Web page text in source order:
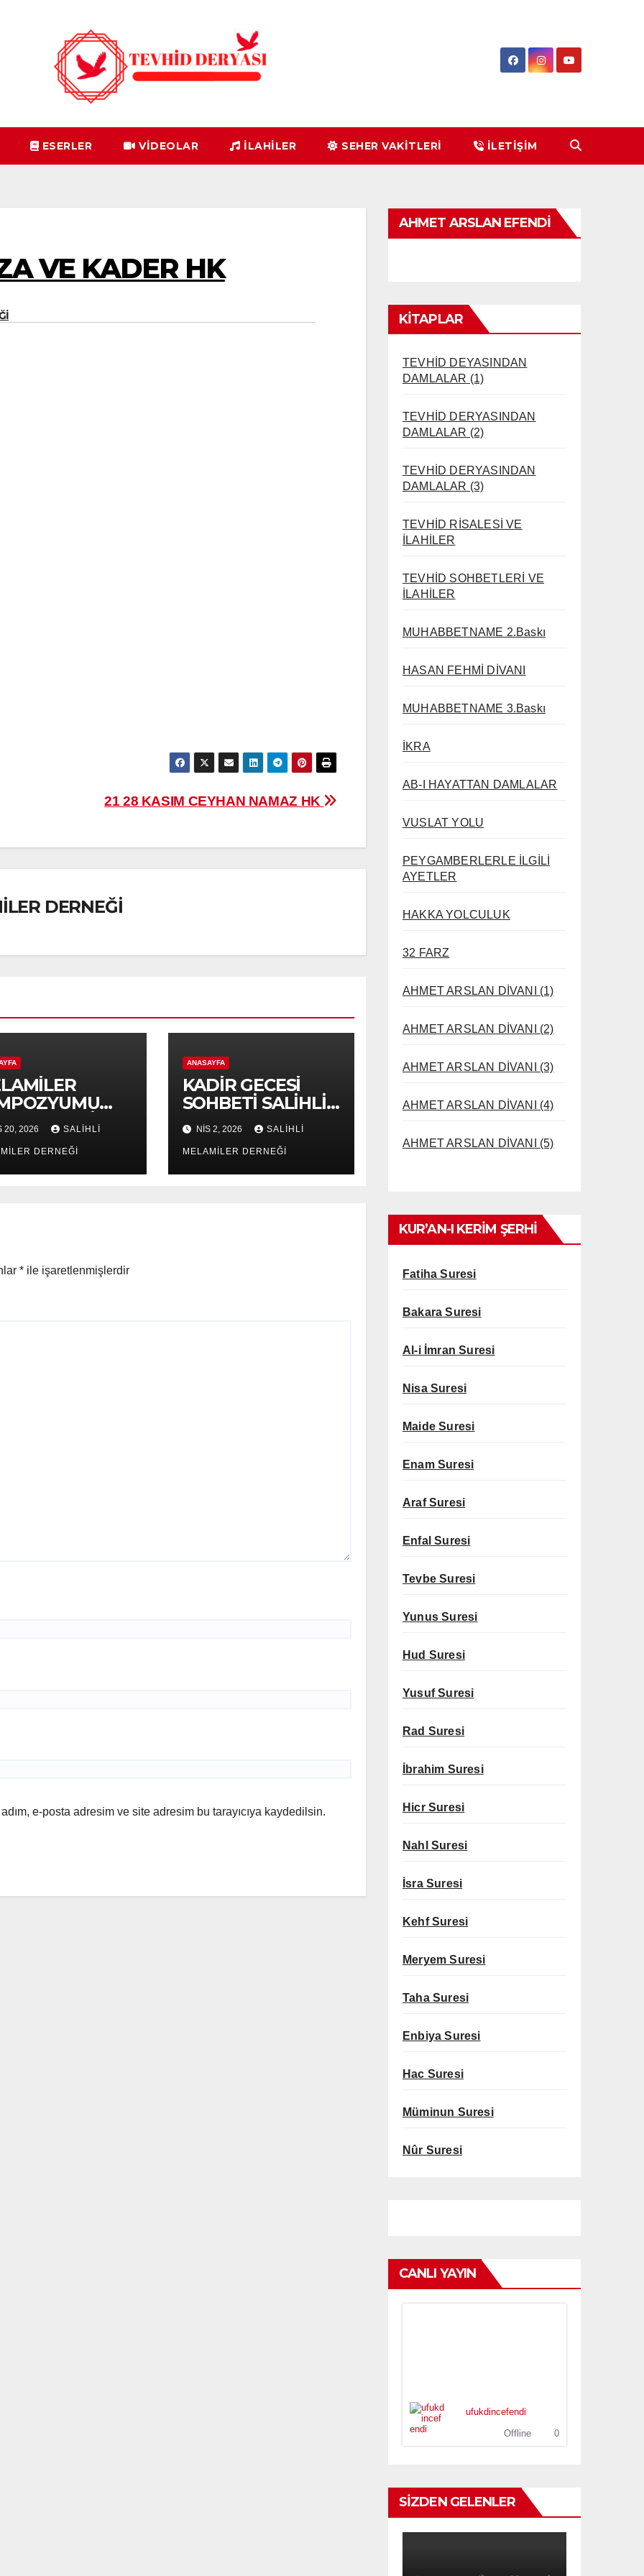
ESERLER VIDEOLAR İLAHİLER SEHER VAKİTLERİ İLETIŞIM
VE KADER HK
21 28 KASIM CEYHAN NAMAZ HK
DERNEĞİ
(UFUK DİNÇ
20, 2026 SALİHLİ
DERNEĞİ
ANASAYFA
KADİR GECESİ
SOHBETİ SALİHLİ
16 MART 2026
BÖLÜM 2
NIS 2, 2026 SALİHLİ
MELAMİLER DERNEĞİ
* ile işaretlenmişlerdir
e-posta adresim ve site adresim bu tarayıcıya kaydedilsin.
AHMET ARSLAN EFENDI
KİTAPLAR
TEVHİD DEYASINDAN
DAMLALAR (1)
TEVHİD DERYASINDAN
DAMLALAR (2)
TEVHİD DERYASINDAN
DAMLALAR (3)
TEVHİD RİSALESİ VE
İLAHİLER
TEVHİD SOHBETLERİ VE
İLAHİLER
MUHABBETNAME 2.Baskı
HASAN FEHMİ DİVANI
MUHABBETNAME 3.Baskı
İKRA
AB-I HAYATTAN DAMLALAR
VUSLAT YOLU
PEYGAMBERLERLE İLGİLİ
AYETLER
HAKKA YOLCULUK
32 FARZ
AHMET ARSLAN DİVANI (1)
AHMET ARSLAN DİVANI (2)
AHMET ARSLAN DİVANI (3)
AHMET ARSLAN DİVANI (4)
AHMET ARSLAN DİVANI (5)
KUR’AN-I KERİM ŞERHİ
Fatiha Suresi
Bakara Suresi
Al-i İmran Suresi
Nisa Suresi
Maide Suresi
Enam Suresi
Araf Suresi
Enfal Suresi
Tevbe Suresi
Yunus Suresi
Hud Suresi
Yusuf Suresi
Rad Suresi
İbrahim Suresi
Hicr Suresi
Nahl Suresi
İsra Suresi
Kehf Suresi
Meryem Suresi
Taha Suresi
Enbiya Suresi
Hac Suresi
Müminun Suresi
Nûr Suresi
CANLI YAYIN
ufukdincefendi
Offline
0
SİZDEN GELENLER